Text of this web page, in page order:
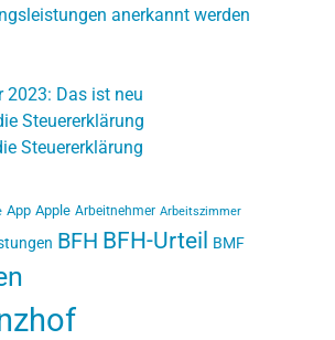
anerkannt werden
2023: Das ist neu
Steuererklärung
Steuererklärung
App Apple Arbeitnehmer Arbeitszimmer
BFH BFH-Urteil BMF